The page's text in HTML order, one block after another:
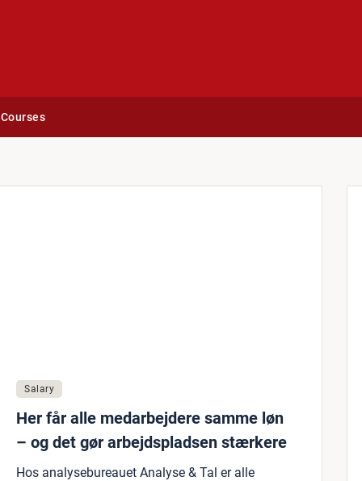
Courses
Salary
Her får alle medarbejdere samme løn
– og det gør arbejdspladsen stærkere
Hos analysebureauet Analyse & Tal er alle